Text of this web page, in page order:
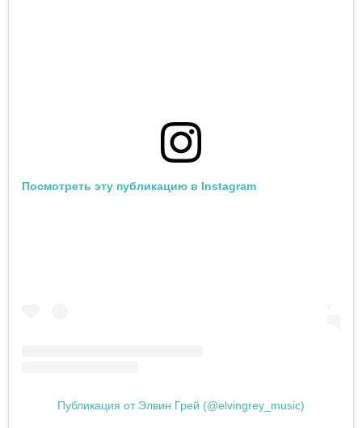
Посмотреть эту публикацию в Instagram
Публикация от Элвин Грей (@elvingrey_music)